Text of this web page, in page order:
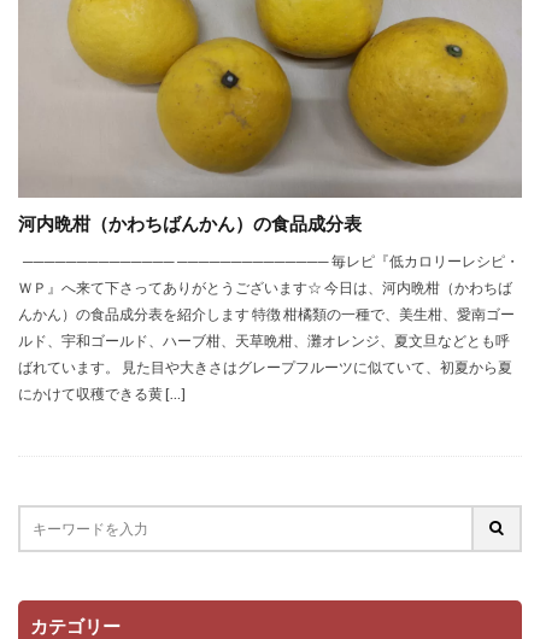
河内晩柑（かわちばんかん）の食品成分表
────────────── ────────────── 毎レピ『低カロリーレシピ・
ＷＰ』へ来て下さってありがとうございます☆ 今日は、河内晩柑（かわちば
んかん）の食品成分表を紹介します 特徴 柑橘類の一種で、美生柑、愛南ゴー
ルド、宇和ゴールド、ハーブ柑、天草晩柑、灘オレンジ、夏文旦などとも呼
ばれています。 見た目や大きさはグレープフルーツに似ていて、初夏から夏
にかけて収穫できる黄 […]
カテゴリー